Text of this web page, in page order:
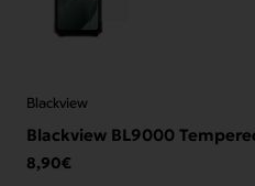
Blackview
Blackview BL9000
8,90€